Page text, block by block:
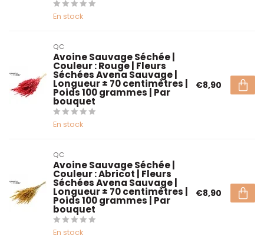
En stock
QC
Avoine Sauvage Séchée |
Couleur : Rouge | Fleurs
Séchées Avena Sauvage |
Longueur ± 70 centimètres |
Poids 100 grammes | Par
bouquet
En stock
€8,90
QC
Avoine Sauvage Séchée |
Couleur : Abricot | Fleurs
Séchées Avena Sauvage |
Longueur ± 70 centimètres |
Poids 100 grammes | Par
bouquet
En stock
€8,90